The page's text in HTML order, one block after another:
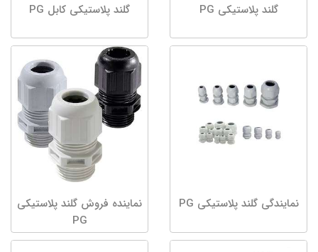
گلند پلاستیکی PG گلند پلاستیکی کابل PG
نمایندگی گلند پلاستیکی PG
نماینده فروش گلند پلاستیکی
PG